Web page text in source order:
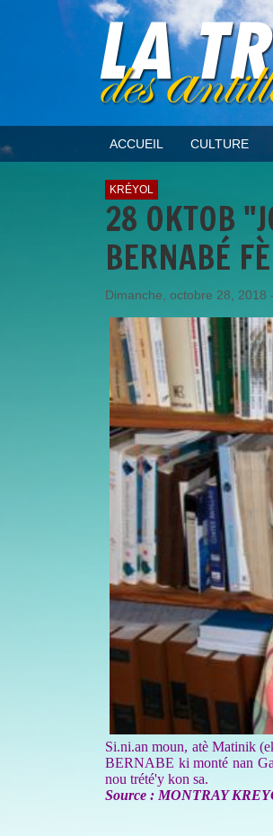
ACCUEIL CULTURE
KRÉYOL
28 OKTOB
BERNABÉ
Dimanche, octobre 28, 2018
Si.ni.an moun, atè Matinik
BERNABE ki monté nan
nou trété'y kon sa.
Source : MONTRAY